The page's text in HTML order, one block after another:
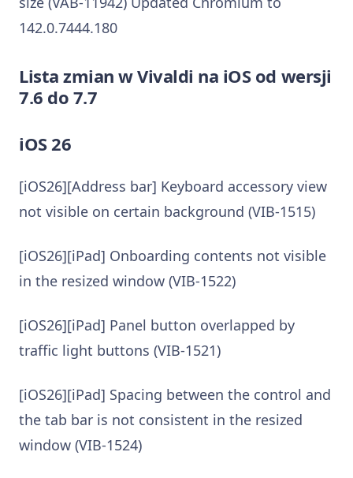
142.0.7444.180
Lista zmian w Vivaldi na iOS od wersji
7.6 do 7.7
iOS 26
[iOS26][Address bar] Keyboard accessory view
not visible on certain background (VIB-1515)
[iOS26][iPad] Onboarding contents not visible
in the resized window (VIB-1522)
[iOS26][iPad] Panel button overlapped by
traffic light buttons (VIB-1521)
[iOS26][iPad] Spacing between the control and
the tab bar is not consistent in the resized
window (VIB-1524)